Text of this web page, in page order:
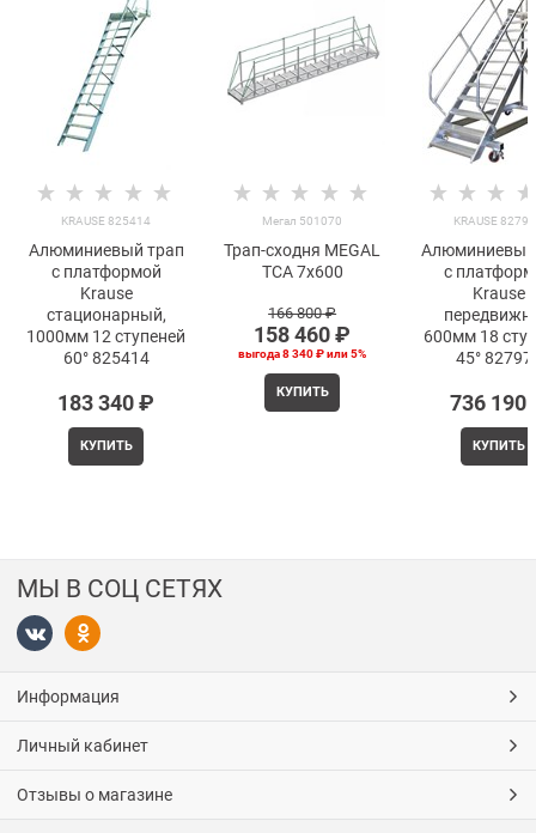
KRAUSE 825414
Алюминиевый трап
с платформой
Krause
стационарный,
1000мм 12 ступеней
60° 825414
183 340 ₽
КУПИТЬ
Мегал 501070
Трап-сходня MEGAL
ТСА 7х600
166 800 ₽
158 460 ₽
выгода8 340 ₽или5%
КУПИТЬ
KRAUSE
Алюминиевый
с
Krause
600мм 18
45°
736 190
КУПИТЬ
МЫ В СОЦ СЕТЯХ
Информация
Личный кабинет
Отзывы о магазине